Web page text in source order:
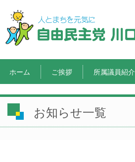
ホーム ご挨拶 所属議員紹介
お知らせ一覧